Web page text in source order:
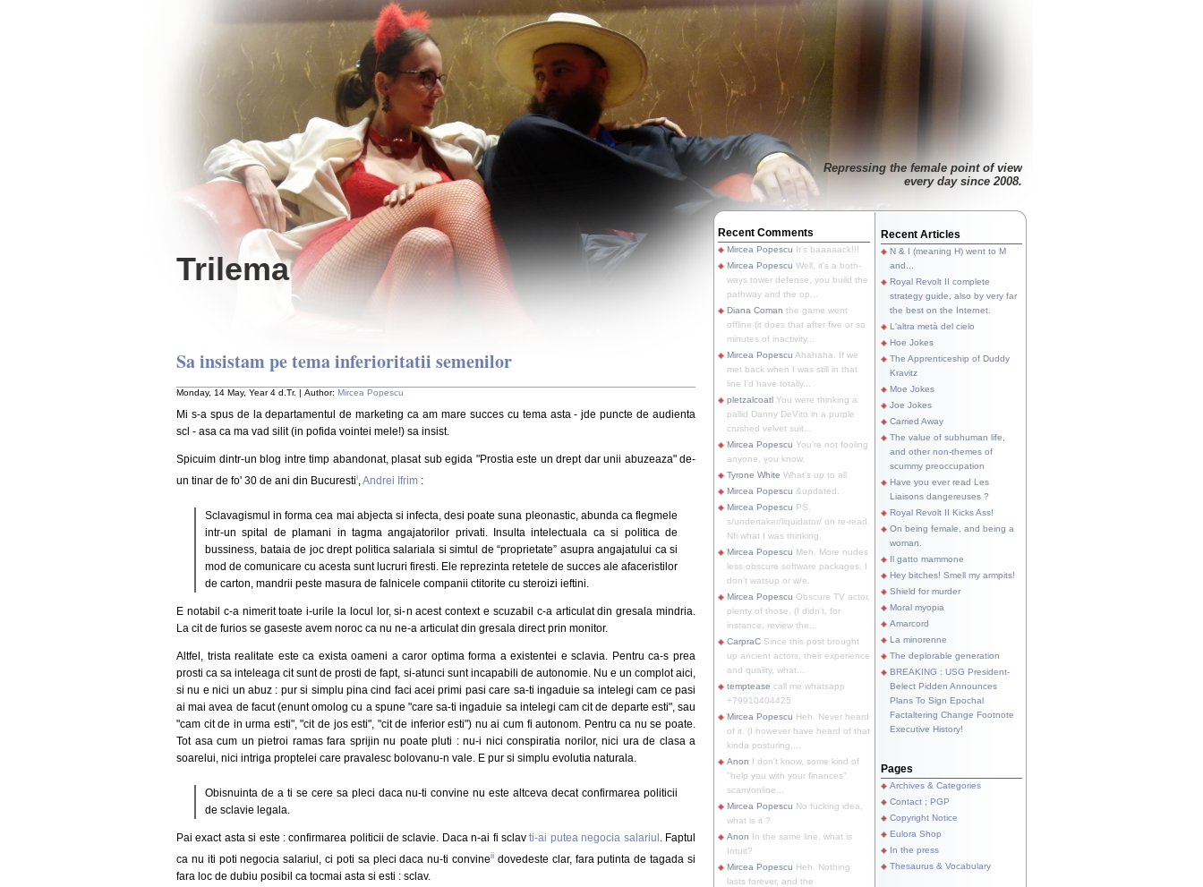
Trilema
Repressing the female point of view
every day since 2008.
Sa insistam pe tema inferioritatii semenilor
Monday, 14 May, Year 4 d.Tr. | Author: Mircea Popescu
Mi s-a spus de la departamentul de marketing ca am mare succes cu tema asta - jde puncte de audienta
scl - asa ca ma vad silit (in pofida vointei mele!) sa insist.
Spicuim dintr-un blog intre timp abandonat, plasat sub egida "Prostia este un drept dar unii abuzeaza" de-
un tinar de fo' 30 de ani din Bucurestii Andrei Ifrim :
Sclavagismul in forma cea mai abjecta si infecta, desi poate suna pleonastic, abunda ca flegmele
intr-un spital de plamani in tagma angajatorilor privati. Insulta intelectuala ca si politica de
bussiness, bataia de joc drept politica salariala si simtul de “proprietate” asupra angajatului ca si
mod de comunicare cu acesta sunt lucruri firesti. Ele reprezinta retetele de succes ale afaceristilor
de carton, mandrii peste masura de falnicele companii ctitorite cu steroizi ieftini.
E notabil c-a nimerit toate i-urile la locul lor, si-n acest context e scuzabil c-a articulat din gresala mindria.
La cit de furios se gaseste avem noroc ca nu ne-a articulat din gresala direct prin monitor.
Altfel, trista realitate este ca exista oameni a caror optima forma a existentei e sclavia. Pentru ca-s prea
prosti ca sa inteleaga cit sunt de prosti de fapt, si-atunci sunt incapabili de autonomie. Nu e un complot aici,
si nu e nici un abuz : pur si simplu pina cind faci acei primi pasi care sa-ti ingaduie sa intelegi cam ce pasi
ai mai avea de facut (enunt omolog cu a spune "care sa-ti ingaduie sa intelegi cam cit de departe esti", sau
"cam cit de in urma esti", "cit de jos esti", "cit de inferior esti") nu ai cum fi autonom. Pentru ca nu se poate.
Tot asa cum un pietroi ramas fara sprijin nu poate pluti : nu-i nici conspiratia norilor, nici ura de clasa a
soarelui, nici intriga proptelei care pravalesc bolovanu-n vale. E pur si simplu evolutia naturala.
Obisnuinta de a ti se cere sa pleci daca nu-ti convine nu este altceva decat confirmarea politicii
de sclavie legala.
Pai exact asta si este : confirmarea politicii de sclavie. Daca n-ai fi sclavti-ai putea negocia salariul . Faptul
ca nu iti poti negocia salariul, ci poti sa pleci daca nu-ti convineii dovedeste clar, fara putinta de tagada si
fara loc de dubiu posibil ca tocmai asta si esti : sclav.
Recent Comments
Mircea Popescu It's baaaaack!!!
Mircea Popescu Well, it's a both-
ways tower defense, you build the
pathway and the op...
Diana Coman the game went
offline (it does that after five or so
minutes of inactivity...
Mircea Popescu Ahahaha. If we
met back when I was still in that
line I'd have totally...
pletzalcoatl You were thinking a
pallid Danny DeVito in a purple
crushed velvet suit...
Mircea Popescu You're not fooling
anyone, you know.
Tyrone White What's up to all
Mircea Popescu &updated.
Mircea Popescu PS.
s/undertaker/liquidator/ on re-read.
Nfi what I was thinking.
Mircea Popescu Meh. More nudes
less obscure software packages, I
don't watsup or w/e.
Mircea Popescu Obscure TV actor,
plenty of those. (I didn't, for
instance, review the...
CarpraC Since this post brought
up ancient actors, their experience
and quality, what...
temptease call me whatsapp
+79910404425
Mircea Popescu Heh. Never heard
of it. (I however have heard of that
kinda posturing,...
Anon I don't know, some kind of
"help you with your finances"
scam/online...
Mircea Popescu No fucking idea,
what is it ?
Anon In the same line, what is
Intuit?
Mircea Popescu Heh. Nothing
lasts forever, and the
Recent Articles
N & I (meaning H) went to M
and...
Royal Revolt II complete
strategy guide, also by very far
the best on the Internet.
L'altra metà del cielo
Hoe Jokes
The Apprenticeship of Duddy
Kravitz
Moe Jokes
Joe Jokes
Carried Away
The value of subhuman life,
and other non-themes of
scummy preoccupation
Have you ever read Les
Liaisons dangereuses ?
Royal Revolt II Kicks Ass!
On being female, and being a
woman.
Il gatto mammone
Hey bitches! Smell my armpits!
Shield for murder
Moral myopia
Amarcord
La minorenne
The deplorable generation
BREAKING : USG President-
Belect Pidden Announces
Plans To Sign Epochal
Factaltering Change Footnote
Executive History!
Pages
Archives & Categories
Contact ; PGP
Copyright Notice
Eulora Shop
In the press
Thesaurus & Vocabulary